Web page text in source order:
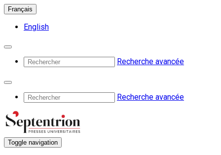
Français
English
Recherche avancée
Recherche avancée
Toggle navigation